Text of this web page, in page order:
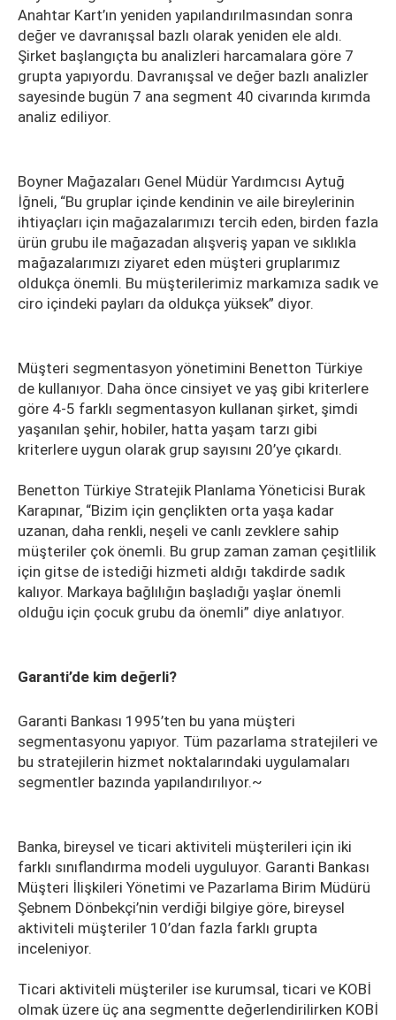
Anahtar Kart’ın yeniden yapılandırılmasından sonra
değer ve davranışsal bazlı olarak yeniden ele aldı.
Şirket başlangıçta bu analizleri harcamalara göre 7
grupta yapıyordu. Davranışsal ve değer bazlı analizler
sayesinde bugün 7 ana segment 40 civarında kırımda
analiz ediliyor.
Boyner Mağazaları Genel Müdür Yardımcısı Aytuğ
İğneli, “Bu gruplar içinde kendinin ve aile bireylerinin
ihtiyaçları için mağazalarımızı tercih eden, birden fazla
ürün grubu ile mağazadan alışveriş yapan ve sıklıkla
mağazalarımızı ziyaret eden müşteri gruplarımız
oldukça önemli. Bu müşterilerimiz markamıza sadık ve
ciro içindeki payları da oldukça yüksek” diyor.
Müşteri segmentasyon yönetimini Benetton Türkiye
de kullanıyor. Daha önce cinsiyet ve yaş gibi kriterlere
göre 4-5 farklı segmentasyon kullanan şirket, şimdi
yaşanılan şehir, hobiler, hatta yaşam tarzı gibi
kriterlere uygun olarak grup sayısını 20’ye çıkardı.
Benetton Türkiye Stratejik Planlama Yöneticisi Burak
Karapınar, “Bizim için gençlikten orta yaşa kadar
uzanan, daha renkli, neşeli ve canlı zevklere sahip
müşteriler çok önemli. Bu grup zaman zaman çeşitlilik
için gitse de istediği hizmeti aldığı takdirde sadık
kalıyor. Markaya bağlılığın başladığı yaşlar önemli
olduğu için çocuk grubu da önemli” diye anlatıyor.
Garanti’de kim değerli?
Garanti Bankası 1995’ten bu yana müşteri
segmentasyonu yapıyor. Tüm pazarlama stratejileri ve
bu stratejilerin hizmet noktalarındaki uygulamaları
segmentler bazında yapılandırılıyor.~
Banka, bireysel ve ticari aktiviteli müşterileri için iki
farklı sınıflandırma modeli uyguluyor. Garanti Bankası
Müşteri İlişkileri Yönetimi ve Pazarlama Birim Müdürü
Şebnem Dönbekçi’nin verdiği bilgiye göre, bireysel
aktiviteli müşteriler 10’dan fazla farklı grupta
inceleniyor.
Ticari aktiviteli müşteriler ise kurumsal, ticari ve KOBİ
olmak üzere üç ana segmentte değerlendirilirken KOBİ